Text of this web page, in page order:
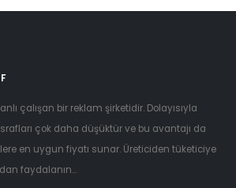
çalışan bir reklam şirketidir. Dolayısıyla
çok daha düşüktür ve bu avantajı da
en uygun fiyatı sunar. Üreticiden tüketiciye
faydalanın...